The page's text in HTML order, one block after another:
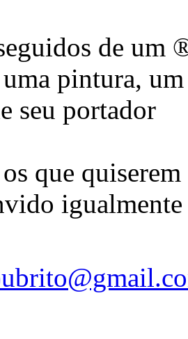
de um
pintura,
seu portador
que